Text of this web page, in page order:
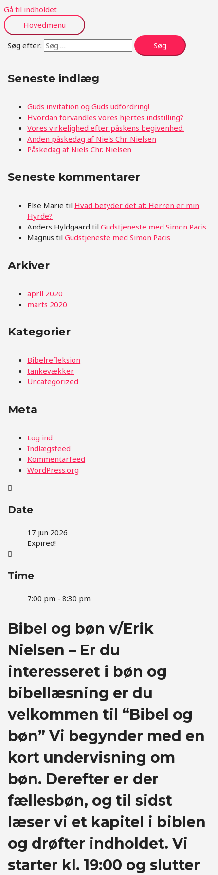
Gå til indholdet
Hovedmenu
Søg efter:
Seneste indlæg
Guds invitation og Guds udfordring!
Hvordan forvandles vores hjertes indstilling?
Vores virkelighed efter påskens begivenhed.
Anden påskedag af Niels Chr. Nielsen
Påskedag af Niels Chr. Nielsen
Seneste kommentarer
Else Marie til Hvad betyder det at: Herren er min
Hyrde?
Anders Hyldgaard tilGudstjeneste med Simon Pacis
Magnus tilGudstjeneste med Simon Pacis
Arkiver
april 2020
marts 2020
Kategorier
Bibelrefleksion
tankevækker
Uncategorized
Meta
Log ind
Indlægsfeed
Kommentarfeed
WordPress.org
Date
17 jun 2026
Expired!
Time
7:00 pm - 8:30 pm
Bibel og bøn v/Erik
Nielsen – Er du
interesseret i bøn og
bibellæsning er du
velkommen til “Bibel og
bøn” Vi begynder med en
kort undervisning om
bøn. Derefter er der
fællesbøn, og til sidst
læser vi et kapitel i biblen
og drøfter indholdet. Vi
starter kl. 19:00 og slutter